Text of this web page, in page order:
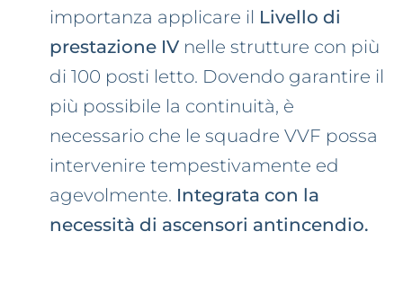
importanza applicare il Livello di
prestazione IV nelle strutture con più
di 100 posti letto. Dovendo garantire il
più possibile la continuità, è
necessario che le squadre VVF possa
intervenire tempestivamente ed
agevolmente. Integrata con la
necessità di ascensori antincendio.